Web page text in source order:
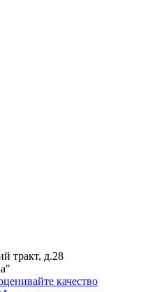
тракт, д.28